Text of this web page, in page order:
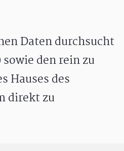
Daten durchsucht
den rein zu
Hauses des
direkt zu